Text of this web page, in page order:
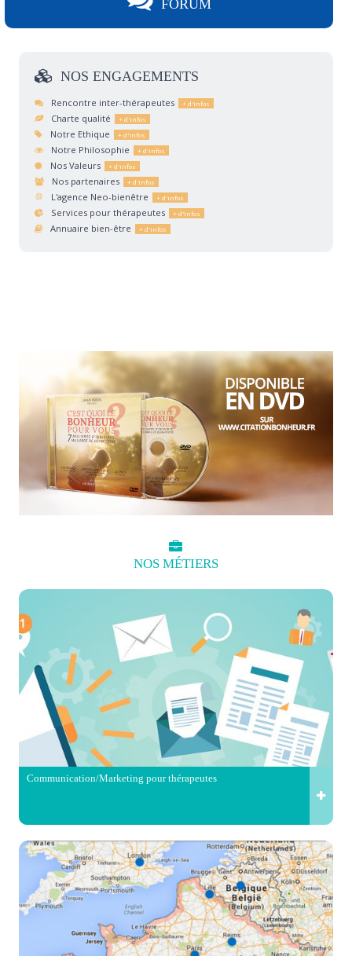
FORUM
NOS ENGAGEMENTS
Rencontre inter-thérapeutes
Charte qualité
Notre Ethique
Notre Philosophie
Nos Valeurs
Nos partenaires
L'agence Neo-bienêtre
Services pour thérapeutes
Annuaire bien-être
NOS MÉTIERS
Communication/Marketing pour thérapeutes